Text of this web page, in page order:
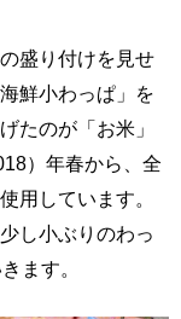
盛り付けを見せ
鮮小わっぱ」を
たのが「お米」
）年春から、全
用しています。
し小ぶりのわっ
ます。